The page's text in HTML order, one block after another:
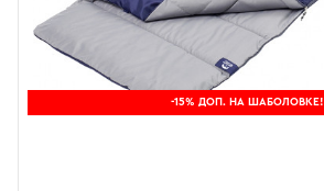
-15% ДОП. НА ШАБОЛОВКЕ!